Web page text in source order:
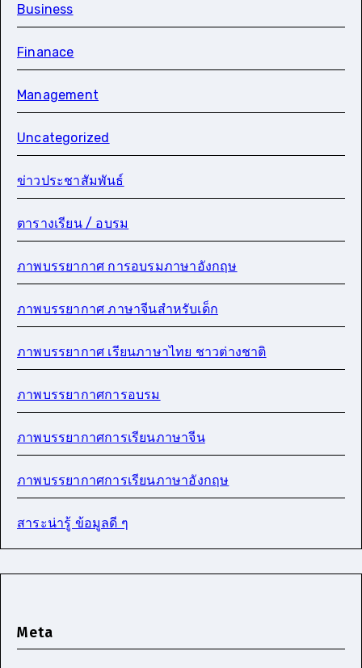
Business
Finanace
Management
Uncategorized
ข่าวประชาสัมพันธ์
ตารางเรียน / อบรม
ภาพบรรยากาศ การอบรมภาษาอังกฤษ
ภาพบรรยากาศ ภาษาจีนสำหรับเด็ก
ภาพบรรยากาศ เรียนภาษาไทย ชาวต่างชาติ
ภาพบรรยากาศการอบรม
ภาพบรรยากาศการเรียนภาษาจีน
ภาพบรรยากาศการเรียนภาษาอังกฤษ
สาระน่ารู้ ข้อมูลดี ๆ
Meta